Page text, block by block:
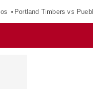
Portland Timbers vs